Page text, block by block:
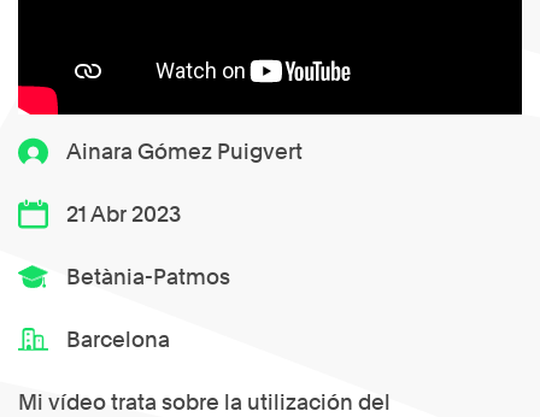
Ainara Gómez Puigvert
21 Abr 2023
Betània-Patmos
Barcelona
Mi vídeo trata sobre la utilización del